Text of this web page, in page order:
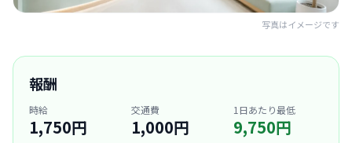
写真はイメージです
報酬
時給
1,750円
交通費
1,000円
1日あたり最低
9,750円